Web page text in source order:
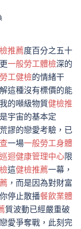
推薦度百分之五十
一般勞工體檢深的
工健檢的情緒干
這種沒有標價的能
的噸級物質健檢推
宇宙的基本定
謬的戀愛考驗，已
一場一般勞工身體
巡迴健康管理中心限
這健檢推薦一幕，
，而是因為對財富
停止散播餐飲業體
質波動已經嚴重破
愛爭奪戰，此刻完